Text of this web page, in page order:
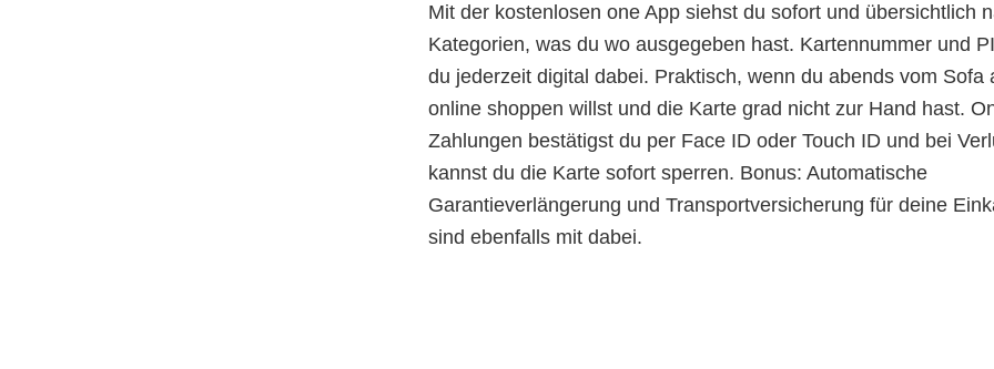
Mit der kostenlosen one App siehst du sofort und übersichtlich
Kategorien, was du wo ausgegeben hast. Kartennummer und
du jederzeit digital dabei. Praktisch, wenn du abends vom Sofa
online shoppen willst und die Karte grad nicht zur Hand hast.
Zahlungen bestätigst du per Face ID oder Touch ID und bei
kannst du die Karte sofort sperren. Bonus: Automatische
Garantieverlängerung und Transportversicherung für deine
sind ebenfalls mit dabei.